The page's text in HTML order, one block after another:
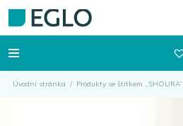
Úvodní stránka / Produkty se štítkem „SHOURA“